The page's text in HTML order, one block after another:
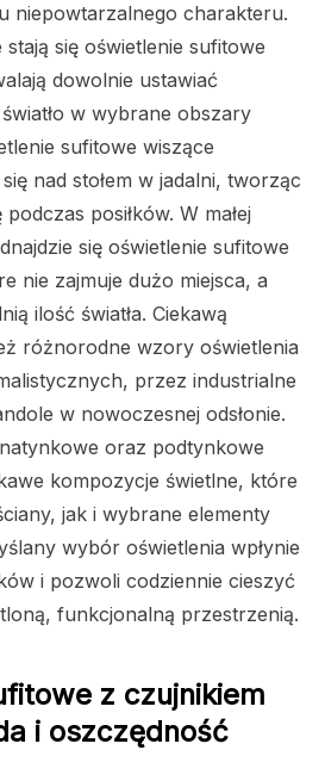
niepowtarzalnego charakteru.
się oświetlenie sufitowe
dowolnie ustawiać
w wybrane obszary
sufitowe wiszące
nad stołem w jadalni, tworząc
posiłków. W małej
się oświetlenie sufitowe
nie zajmuje dużo miejsca, a
ilość światła. Ciekawą
różnorodne wzory oświetlenia
przez industrialne
w nowoczesnej odsłonie.
oraz podtynkowe
kompozycje świetlne, które
jak i wybrane elementy
wybór oświetlenia wpłynie
i pozwoli codziennie cieszyć
funkcjonalną przestrzenią.
z czujnikiem
i oszczędność